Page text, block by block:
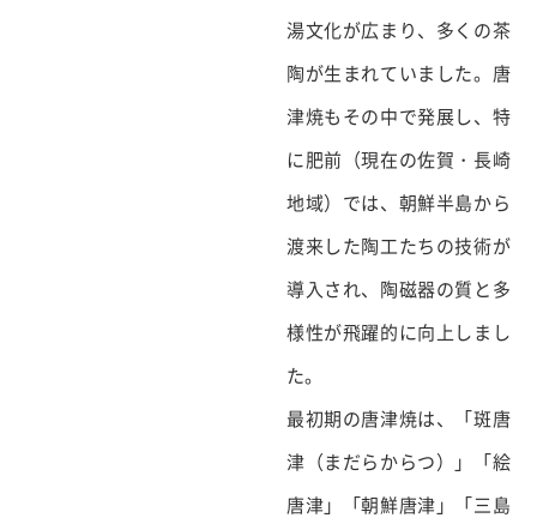
湯文化が広まり、多くの茶
陶が生まれていました。唐
津焼もその中で発展し、特
に肥前（現在の佐賀・長崎
地域）では、朝鮮半島から
渡来した陶工たちの技術が
導入され、陶磁器の質と多
様性が飛躍的に向上しまし
た。
最初期の唐津焼は、「斑唐
津（まだらからつ）」「絵
唐津」「朝鮮唐津」「三島